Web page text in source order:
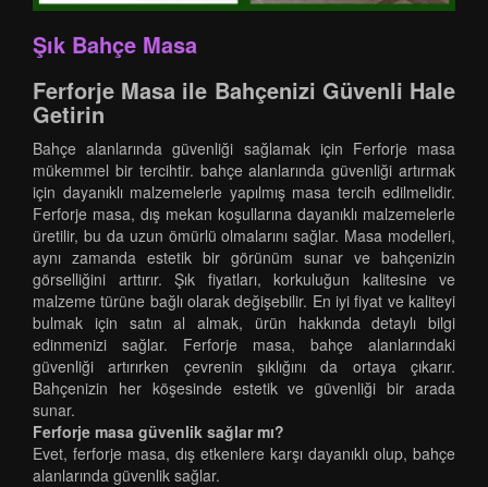
Şık Bahçe Masa
Ferforje Masa ile Bahçenizi Güvenli Hale
Getirin
Bahçe alanlarında güvenliği sağlamak için Ferforje masa
mükemmel bir tercihtir. bahçe alanlarında güvenliği artırmak
için dayanıklı malzemelerle yapılmış masa tercih edilmelidir.
Ferforje masa, dış mekan koşullarına dayanıklı malzemelerle
üretilir, bu da uzun ömürlü olmalarını sağlar. Masa modelleri,
aynı zamanda estetik bir görünüm sunar ve bahçenizin
görselliğini arttırır. Şık fiyatları, korkuluğun kalitesine ve
malzeme türüne bağlı olarak değişebilir. En iyi fiyat ve kaliteyi
bulmak için satın al almak, ürün hakkında detaylı bilgi
edinmenizi sağlar. Ferforje masa, bahçe alanlarındaki
güvenliği artırırken çevrenin şıklığını da ortaya çıkarır.
Bahçenizin her köşesinde estetik ve güvenliği bir arada
sunar.
Ferforje masa güvenlik sağlar mı?
Evet, ferforje masa, dış etkenlere karşı dayanıklı olup, bahçe
alanlarında güvenlik sağlar.